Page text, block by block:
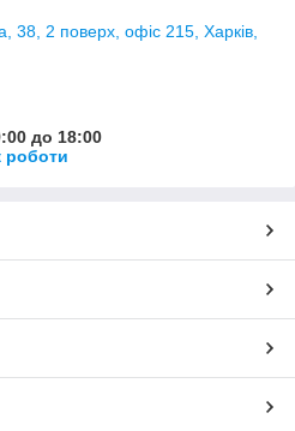
38, 2 поверх, офіс 215, Харків,
до 18:00
роботи